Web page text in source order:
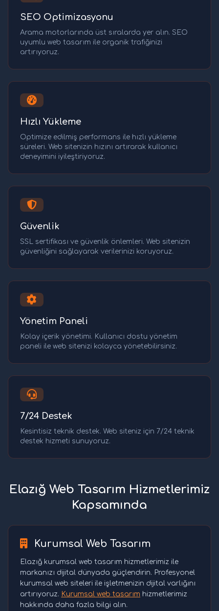
SEO Optimizasyonu
Arama motorlarında üst sıralarda yer alın. SEO
uyumlu web tasarım ile organik trafiğinizi
artırıyoruz.
Hızlı Yükleme
Optimize edilmiş performans ile hızlı yükleme
süreleri. Web sitenizin hızını artırarak kullanıcı
deneyimini iyileştiriyoruz.
Güvenlik
SSL sertifikası ve güvenlik önlemleri. Web sitenizin
güvenliğini sağlayarak verilerinizi koruyoruz.
Yönetim Paneli
Kolay içerik yönetimi. Kullanıcı dostu yönetim
paneli ile web sitenizi kolayca yönetebilirsiniz.
7/24 Destek
Kesintisiz teknik destek. Web siteniz için 7/24 teknik
destek hizmeti sunuyoruz.
Elazığ Web Tasarım Hizmetlerimiz
Kapsamında
Kurumsal Web Tasarım
Elazığ kurumsal web tasarım hizmetlerimiz ile
markanızı dijital dünyada güçlendirin. Profesyonel
kurumsal web siteleri ile işletmenizin dijital varlığını
artırıyoruz. Kurumsal web tasarım hizmetlerimiz
hakkında daha fazla bilgi alın.